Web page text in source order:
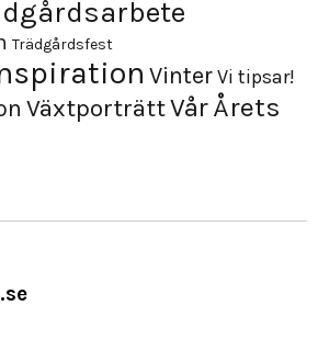
Trädgårdsfest
VinterVi tipsar!
VäxtporträttVårÅrets